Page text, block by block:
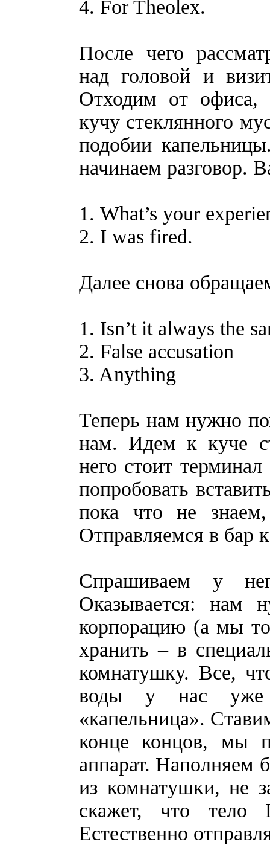
4. For Theolex.
После чего
над головой и
Отходим от офиса,
кучу стеклянного
подобии
начинаем разговор.
1. What’s your
2. I was fired.
Далее снова
1. Isn’t it always the
2. False accusation
3. Anything
Теперь нам нужно
нам. Идем к куче
него стоит
попробовать
пока что не
Отправляемся в бар
Спрашиваем у
Оказывается: нам
корпорацию (а мы
хранить – в
комнатушку. Все,
воды у нас уже
«капельница».
конце концов, мы
аппарат. Наполняем
из комнатушки, не
скажет, что тело
Естественно